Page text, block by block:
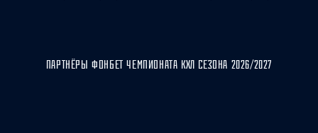
ПАРТНЁРЫ ФОНБЕТ ЧЕМПИОНАТА КХЛ СЕЗОНА 2026/2027